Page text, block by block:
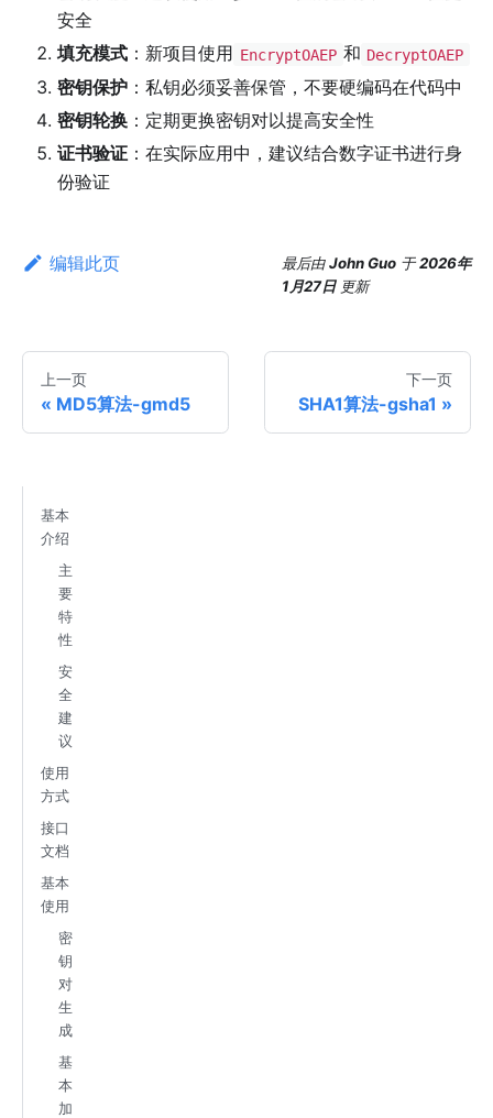
安全
填充模式 ：新项目使用 EncryptOAEP 和 DecryptOAEP
密钥保护 ：私钥必须妥善保管，不要硬编码在代码中
密钥轮换 ：定期更换密钥对以提高安全性
证书验证 ：在实际应用中，建议结合数字证书进行身
份验证
编辑此页 最后由John Guo 于2026年
1月27日 更新
上一页
MD5算法-gmd5
下一页
SHA1算法-gsha1
基本
介绍
主
要
特
性
安
全
建
议
使用
方式
接口
文档
基本
使用
密
钥
对
生
成
基
本
加